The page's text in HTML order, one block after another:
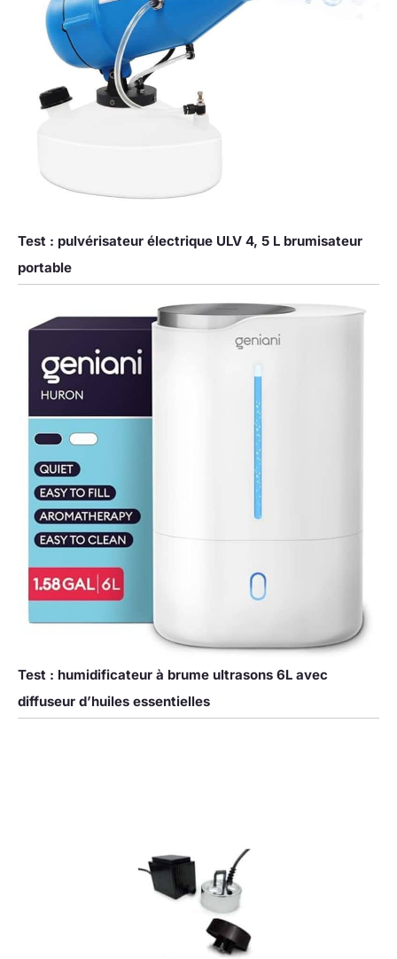
Test : pulvérisateur électrique ULV 4, 5 L brumisateur
portable
Test : humidificateur à brume ultrasons 6L avec
diffuseur d’huiles essentielles